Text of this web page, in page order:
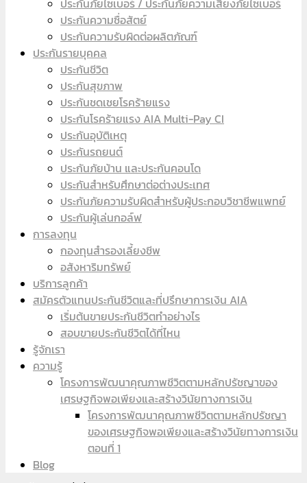
ประกันภัยไซเบอร์ / ประกันภัยความเสี่ยงภัยไซเบอร์
ประกันความซื่อสัตย์
ประกันความรับผิดต่อผลิตภัณฑ์
ประกันรายบุคคล
ประกันชีวิต
ประกันสุขภาพ
ประกันชดเชยโรคร้ายแรง
ประกันโรคร้ายแรง AIA Multi-Pay CI
ประกันอุบัติเหตุ
ประกันรถยนต์
ประกันภัยบ้าน และประกันคอนโด
ประกันสำหรับศึกษาต่อต่างประเทศ
ประกันภัยความรับผิดสำหรับผู้ประกอบวิชาชีพแพทย์
ประกันผู้เล่นกอล์ฟ
การลงทุน
กองทุนสำรองเลี้ยงชีพ
อสังหาริมทรัพย์
บริการลูกค้า
สมัครตัวแทนประกันชีวิตและที่ปรึกษาการเงิน AIA
เริ่มต้นขายประกันชีวิตทำอย่างไร
สอบขายประกันชีวิตได้ที่ไหน
รู้จักเรา
ความรู้
โครงการพัฒนาคุณภาพชีวิตตามหลักปรัชญาของ
เศรษฐกิจพอเพียงและสร้างวินัยทางการเงิน
โครงการพัฒนาคุณภาพชีวิตตามหลักปรัชญา
ของเศรษฐกิจพอเพียงและสร้างวินัยทางการเงิน
ตอนที่ 1
Blog